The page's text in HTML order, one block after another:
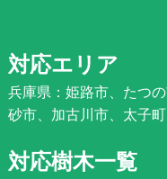
対応エリア
兵庫県：姫路市、たつ
砂市、加古川市、太子
対応樹木一覧